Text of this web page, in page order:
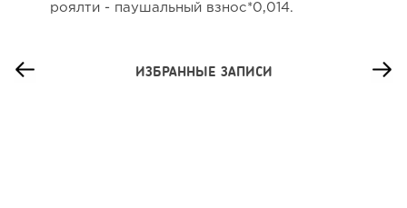
роялти - паушальный взнос*0,014.
ИЗБРАННЫЕ ЗАПИСИ